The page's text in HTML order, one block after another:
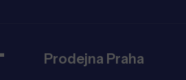
Prodejna Praha